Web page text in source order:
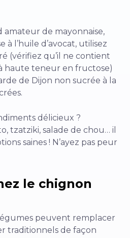
amateur de mayonnaise,
à l’huile d’avocat, utilisez
(vérifiez qu’il ne contient
haute teneur en fructose)
de Dijon non sucrée à la
délicieux ?
tzatziki, salade de chou… il
saines ! N’ayez pas peur
le chignon
peuvent remplacer
traditionnels de façon